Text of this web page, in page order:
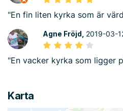
"En fin liten kyrka som är
Agne Fröjd, 2019-03-
"En vacker kyrka som ligger
Karta